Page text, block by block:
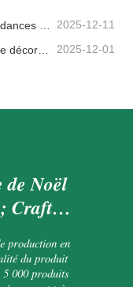
2025-12-11
Tendances mondiales en matière de décoration de Noël et pourquoi Christmas Queen reste leader du marché 2025-12-01
de Noël
Crafts
production en
du produit
000 produits